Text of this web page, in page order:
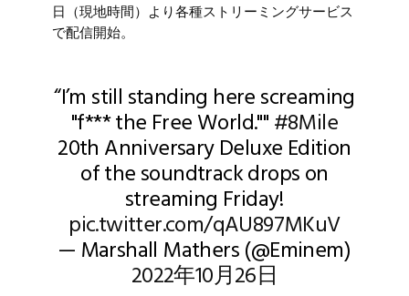
日（現地時間）より各種ストリーミングサービス
で配信開始。
“I’m still standing here screaming
"f*** the Free World.""#8Mile
20th Anniversary Deluxe Edition
of the soundtrack drops on
streaming Friday!
pic.twitter.com/qAU897MKuV
— Marshall Mathers (@Eminem)
2022年10月26日